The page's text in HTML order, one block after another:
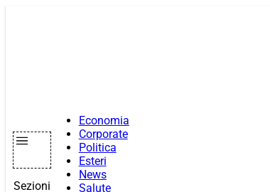
Sezioni
Economia
Corporate
Politica
Esteri
News
Salute